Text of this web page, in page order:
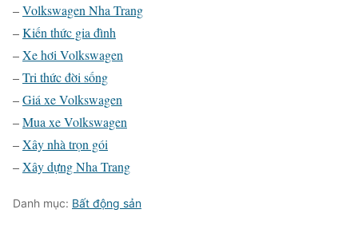
–Volkswagen Nha Trang
–Kiến thức gia đình
–Xe hơi Volkswagen
–Tri thức đời sống
–Giá xe Volkswagen
–Mua xe Volkswagen
–Xây nhà trọn gói
–Xây dựng Nha Trang
Danh mục: Bất động sản